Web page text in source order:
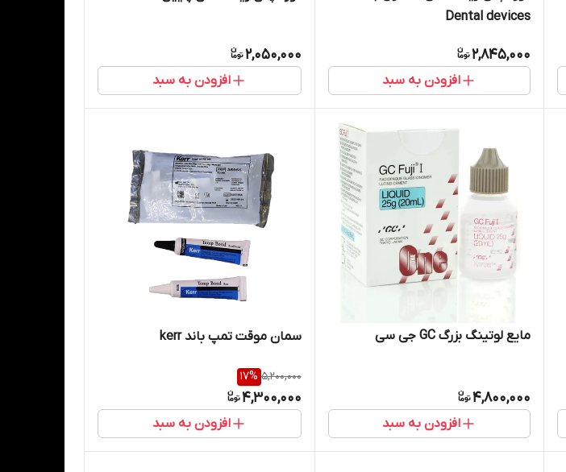
Dental devices
2,845,000
افزودن به سبد
2,050,000
افزودن به سبد
مایع لوتینگ بزرگ GC جی سی
4,800,000
افزودن به سبد
سمان موقت تمپ باند kerr
5,200,000
17%
4,300,000
افزودن به سبد